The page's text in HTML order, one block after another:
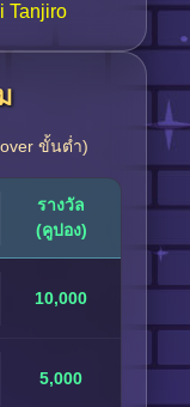
Tanjiro
ขั้นต่ำ)
รางวัล
(คูปอง)
10,000
5,000